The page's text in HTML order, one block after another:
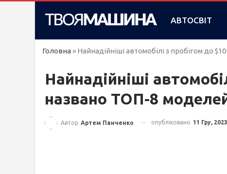
АВТОСВІТ
Головна » Найнадійніші автомобілі з пробігом до
Найнадійніші
названо ТОП-8
Автор Артем Панченко опубліковано 11 Гру, 2023